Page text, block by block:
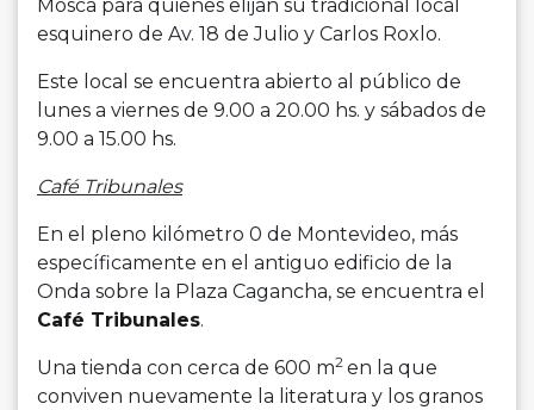
Mosca para quienes elijan su tradicional local
esquinero de Av. 18 de Julio y Carlos Roxlo.
Este local se encuentra abierto al público de
lunes a viernes de 9.00 a 20.00 hs. y sábados de
9.00 a 15.00 hs.
Café Tribunales
En el pleno kilómetro 0 de Montevideo, más
específicamente en el antiguo edificio de la
Onda sobre la Plaza Cagancha, se encuentra el
Café Tribunales.
Una tienda con cerca de 600 m2 en la que
conviven nuevamente la literatura y los granos